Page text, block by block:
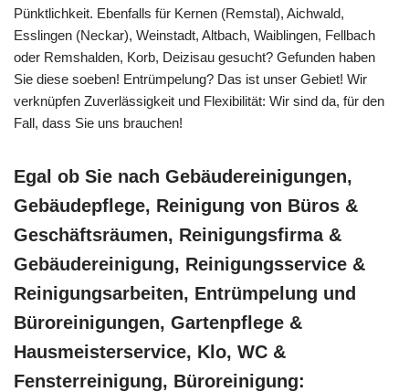
Pünktlichkeit. Ebenfalls für Kernen (Remstal), Aichwald,
Esslingen (Neckar), Weinstadt, Altbach, Waiblingen, Fellbach
oder Remshalden, Korb, Deizisau gesucht? Gefunden haben
Sie diese soeben! Entrümpelung? Das ist unser Gebiet! Wir
verknüpfen Zuverlässigkeit und Flexibilität: Wir sind da, für den
Fall, dass Sie uns brauchen!
Egal ob Sie nach Gebäudereinigungen,
Gebäudepflege, Reinigung von Büros &
Geschäftsräumen, Reinigungsfirma &
Gebäudereinigung, Reinigungsservice &
Reinigungsarbeiten, Entrümpelung und
Büroreinigungen, Gartenpflege &
Hausmeisterservice, Klo, WC &
Fensterreinigung, Büroreinigung: